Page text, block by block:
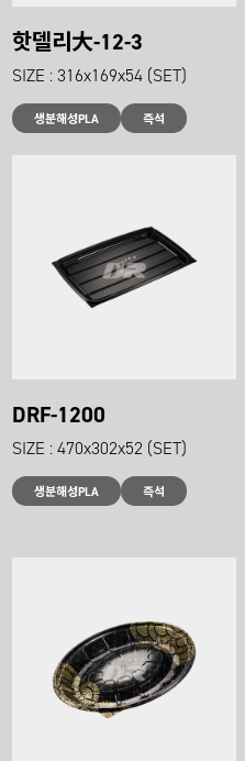
핫델리大-12-3
SIZE : 316x169x54 (SET)
생분해성PLA 즉석
DRF-1200
SIZE : 470x302x52 (SET)
생분해성PLA 즉석